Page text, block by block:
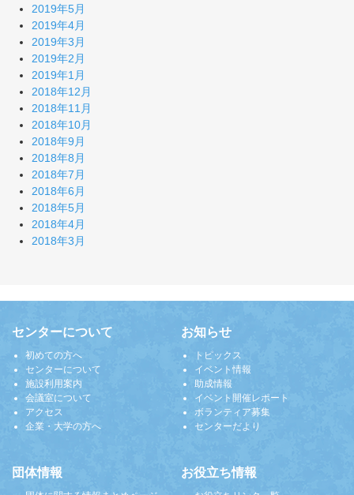
2019年5月
2019年4月
2019年3月
2019年2月
2019年1月
2018年12月
2018年11月
2018年10月
2018年9月
2018年8月
2018年7月
2018年6月
2018年5月
2018年4月
2018年3月
センターについて
初めての方へ
センターについて
施設利用案内
会議室について
アクセス
企業・大学の方へ
お知らせ
トピックス
イベント情報
助成情報
イベント開催レポート
ボランティア募集
センターだより
団体情報 お役立ち情報